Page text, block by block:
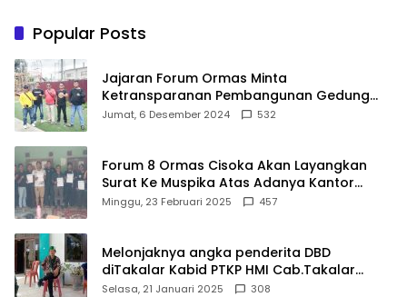
Popular Posts
Jajaran Forum Ormas Minta
Ketransparanan Pembangunan Gedung
Damkar Di Kecamatan Cisoka
Jumat, 6 Desember 2024 532
Forum 8 Ormas Cisoka Akan Layangkan
Surat Ke Muspika Atas Adanya Kantor
Matel di Cisoka
Minggu, 23 Februari 2025 457
Melonjaknya angka penderita DBD
diTakalar Kabid PTKP HMI Cab.Takalar
angkat bicara
Selasa, 21 Januari 2025 308